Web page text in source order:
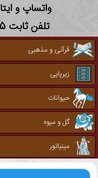
واتساپ و ایتا 09149655538
تلفن ثابت 52231255 - 041
قرآنی و مذهبی
زیرپایی
حیوانات
گل و میوه
مینیاتور